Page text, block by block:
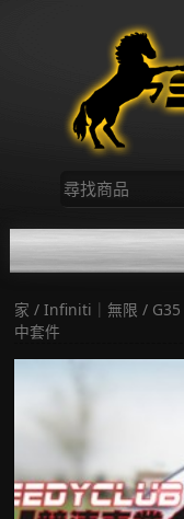
尋
找：
家 / Infiniti｜無限 / G35
中套件